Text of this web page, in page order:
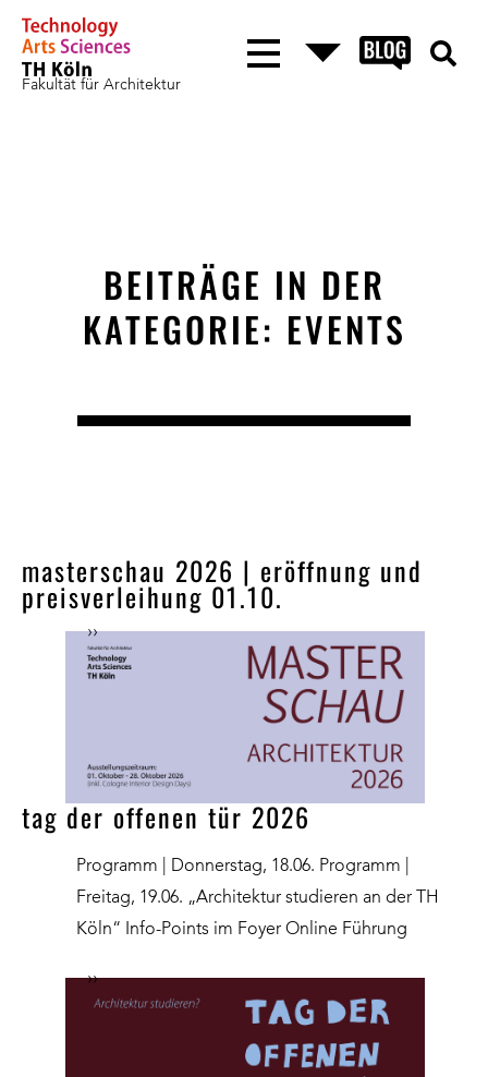
Fakultät für Architektur
BEITRÄGE IN DER
KATEGORIE: EVENTS
masterschau 2026 | eröffnung und
preisverleihung 01.10.
››
tag der offenen tür 2026
Programm | Donnerstag, 18.06. Programm |
Freitag, 19.06. „Architektur studieren an der TH
Köln“ Info-Points im Foyer Online Führung
››